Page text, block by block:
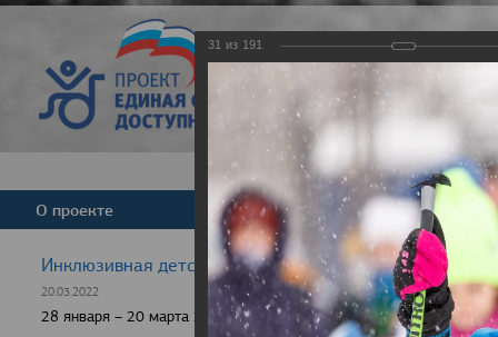
Версия для
О проекте Команда Новости
Инклюзивная детская гонка "Лыжня здоровья" 2022
20.03.2022
28 января – 20 марта 2022 г., 10 населенных пунктов России,
31 из 191